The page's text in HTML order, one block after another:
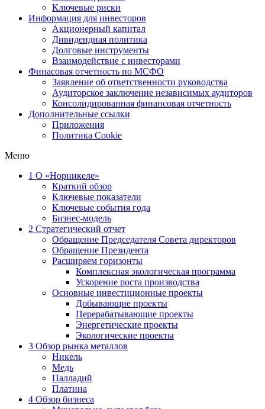
Ключевые риски
Информация для инвесторов
Акционерный капитал
Дивидендная политика
Долговые инструменты
Взаимодействие с инвеcторами
Финасовая отчетность по МСФО
Заявление об ответственности руководства
Аудиторское заключение независимых аудиторов
Консолидированная финансовая отчетность
Дополнительные ссылки
Приложения
Политика Cookie
Меню
1 О «Норникеле»
Краткий обзор
Ключевые показатели
Ключевые события года
Бизнес-модель
2 Стратегический отчет
Обращение Председателя Совета директоров
Обращение Президента
Расширяем горизонты
Комплексная экологическая программа
Ускорение роста производства
Основные инвестиционные проекты
Добывающие проекты
Перерабатывающие проекты
Энергетические проекты
Экологические проекты
3 Обзор рынка металлов
Никель
Медь
Палладий
Платина
4 Обзор бизнеса